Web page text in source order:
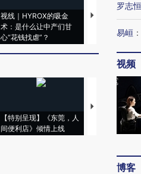
视线｜HYROX的吸金
术：是什么让中产们甘
心“花钱找虐”？
马航飞行员跨
粒摇头丸 尿检
【特别呈现】《东莞，人
间便利店》倾情上线
【推广】走进
会，让数智科
罗志恒
易峘 ：
视频
博客